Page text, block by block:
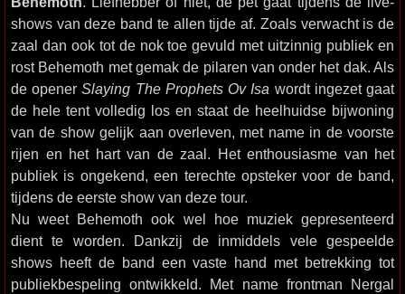
shows van deze band te allen tijde af. Zoals verwacht is de
zaal dan ook tot de nok toe gevuld met uitzinnig publiek en
rost Behemoth met gemak de pilaren van onder het dak. Als
de openerSlaying The Prophets Ov Isa wordt ingezet gaat
de hele tent volledig los en staat de heelhuidse bijwoning
van de show gelijk aan overleven, met name in de voorste
rijen en het hart van de zaal. Het enthousiasme van het
publiek is ongekend, een terechte opsteker voor de band,
tijdens de eerste show van deze tour.
Nu weet Behemoth ook wel hoe muziek gepresenteerd
dient te worden. Dankzij de inmiddels vele gespeelde
shows heeft de band een vaste hand met betrekking tot
publiekbespeling ontwikkeld. Met name frontman Nergal